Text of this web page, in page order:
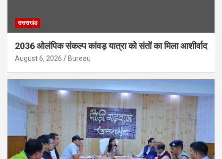
उत्तराखंड
2036 ओलंपिक संकल्प कांवड़ यात्रा को संतों का मिला आशीर्वाद
August 6, 2026 Bureau